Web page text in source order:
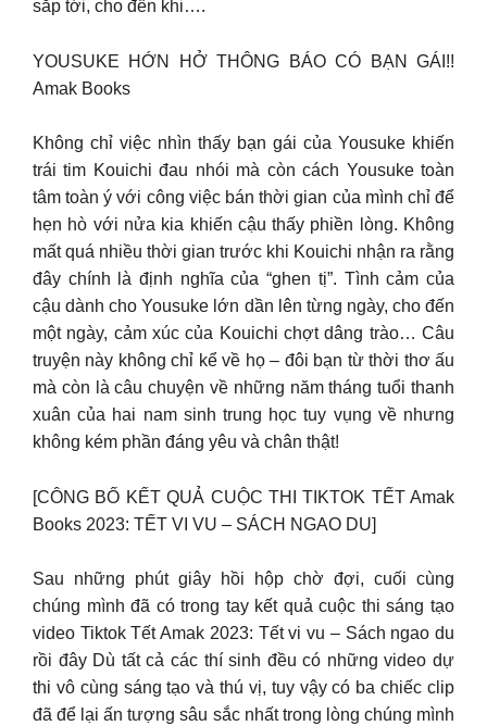
sắp tới, cho đến khi….
YOUSUKE HỚN HỞ THÔNG BÁO CÓ BẠN GÁI!!
Amak Books
Không chỉ việc nhìn thấy bạn gái của Yousuke khiến
trái tim Kouichi đau nhói mà còn cách Yousuke toàn
tâm toàn ý với công việc bán thời gian của mình chỉ để
hẹn hò với nửa kia khiến cậu thấy phiền lòng. Không
mất quá nhiều thời gian trước khi Kouichi nhận ra rằng
đây chính là định nghĩa của “ghen tị”. Tình cảm của
cậu dành cho Yousuke lớn dần lên từng ngày, cho đến
một ngày, cảm xúc của Kouichi chợt dâng trào… Câu
truyện này không chỉ kể về họ – đôi bạn từ thời thơ ấu
mà còn là câu chuyện về những năm tháng tuổi thanh
xuân của hai nam sinh trung học tuy vụng về nhưng
không kém phần đáng yêu và chân thật!
️[CÔNG BỐ KẾT QUẢ CUỘC THI TIKTOK TẾT Amak
Books 2023: TẾT VI VU – SÁCH NGAO DU]️
Sau những phút giây hồi hộp chờ đợi, cuối cùng
chúng mình đã có trong tay kết quả cuộc thi sáng tạo
video Tiktok Tết Amak 2023: Tết vi vu – Sách ngao du
rồi đây️ Dù tất cả các thí sinh đều có những video dự
thi vô cùng sáng tạo và thú vị, tuy vậy có ba chiếc clip
đã để lại ấn tượng sâu sắc nhất trong lòng chúng mình